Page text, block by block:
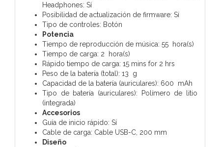
Headphones: Sí
Posibilidad de actualización de firmware: Sí
Tipo de controles: Botón
Potencia
Tiempo de reproducción de música: 55 hora(s)
Tiempo de carga: 2 hora(s)
Rápido tiempo de carga: 15 mins for 2 hrs
Peso de la batería (total): 13 g
Capacidad de la batería (auriculares): 600 mAh
Tipo de batería (auriculares): Polímero de litio
(integrada)
Accesorios
Guía de inicio rápido: Sí
Cable de carga: Cable USB-C, 200 mm
Diseño